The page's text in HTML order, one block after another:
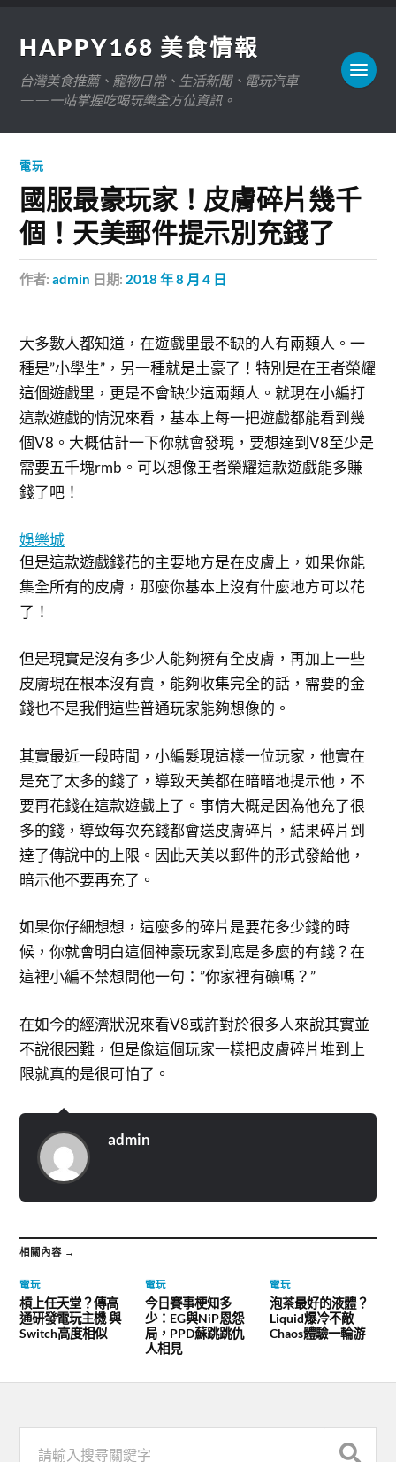
HAPPY168 美食情報
台灣美食推薦、寵物日常、生活新聞、電玩汽車
——一站掌握吃喝玩樂全方位資訊。
電玩
國服最豪玩家！皮膚碎片幾千
個！天美郵件提示別充錢了
作者:admin 日期: 2018 年 8 月 4 日
大多數人都知道，在遊戲里最不缺的人有兩類人。一
種是”小學生”，另一種就是土豪了！特別是在王者榮耀
這個遊戲里，更是不會缺少這兩類人。就現在小編打
這款遊戲的情況來看，基本上每一把遊戲都能看到幾
個V8。大概估計一下你就會發現，要想達到V8至少是
需要五千塊rmb。可以想像王者榮耀這款遊戲能多賺
錢了吧！
娛樂城
但是這款遊戲錢花的主要地方是在皮膚上，如果你能
集全所有的皮膚，那麼你基本上沒有什麼地方可以花
了！
但是現實是沒有多少人能夠擁有全皮膚，再加上一些
皮膚現在根本沒有賣，能夠收集完全的話，需要的金
錢也不是我們這些普通玩家能夠想像的。
其實最近一段時間，小編髮現這樣一位玩家，他實在
是充了太多的錢了，導致天美都在暗暗地提示他，不
要再花錢在這款遊戲上了。事情大概是因為他充了很
多的錢，導致每次充錢都會送皮膚碎片，結果碎片到
達了傳說中的上限。因此天美以郵件的形式發給他，
暗示他不要再充了。
如果你仔細想想，這麼多的碎片是要花多少錢的時
候，你就會明白這個神豪玩家到底是多麼的有錢？在
這裡小編不禁想問他一句：”你家裡有礦嗎？”
在如今的經濟狀況來看V8或許對於很多人來說其實並
不說很困難，但是像這個玩家一樣把皮膚碎片堆到上
限就真的是很可怕了。
admin
相關內容 →
電玩
槓上任天堂？傳高
通研發電玩主機 與
Switch高度相似
電玩
今日賽事梗知多
少：EG與NiP恩怨
局，PPD蘇跳跳仇
人相見
電玩
泡茶最好的液體？
Liquid爆冷不敵
Chaos體驗一輪游